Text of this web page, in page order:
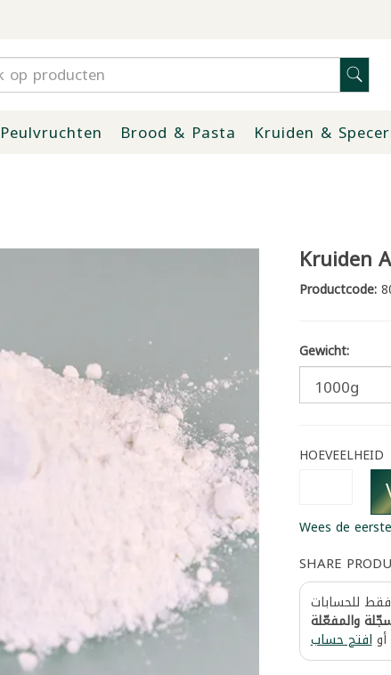
Brood & Pasta Kruiden &
Kruiden
Productcode:
Gewicht:
HOEVEELHEID
Wees de
SHARE
فقط للحسابات
والمفعّلة
أوافتح حساب